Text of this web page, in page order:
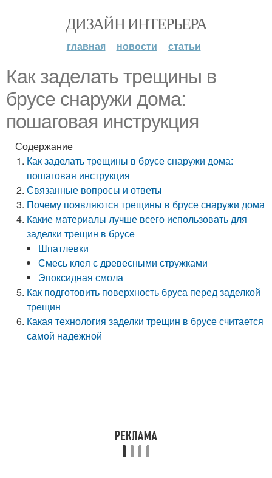
ДИЗАЙН ИНТЕРЬЕРА
главная новости статьи
Как заделать трещины в
брусе снаружи дома:
пошаговая инструкция
Содержание
Как заделать трещины в брусе снаружи дома:
пошаговая инструкция
Связанные вопросы и ответы
Почему появляются трещины в брусе снаружи дома
Какие материалы лучше всего использовать для
заделки трещин в брусе
Шпатлевки
Смесь клея с древесными стружками
Эпоксидная смола
Как подготовить поверхность бруса перед заделкой
трещин
Какая технология заделки трещин в брусе считается
самой надежной